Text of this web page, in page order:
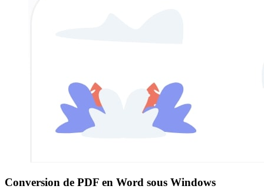
Conversion de PDF en Word sous Windows